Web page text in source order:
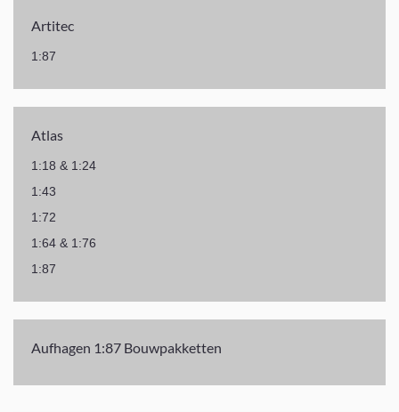
Artitec
1:87
Atlas
1:18 & 1:24
1:43
1:72
1:64 & 1:76
1:87
Aufhagen 1:87 Bouwpakketten